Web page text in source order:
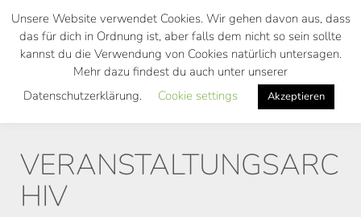
Skip
main
VERANSTALTUNGSARC
HIV
Unsere Website verwendet Cookies. Wir gehen davon aus, dass
das für dich in Ordnung ist, aber falls dem nicht so sein sollte
kannst du die Verwendung von Cookies natürlich untersagen.
Mehr dazu findest du auch unter unserer
Datenschutzerklärung.
Cookie settings Akzeptieren